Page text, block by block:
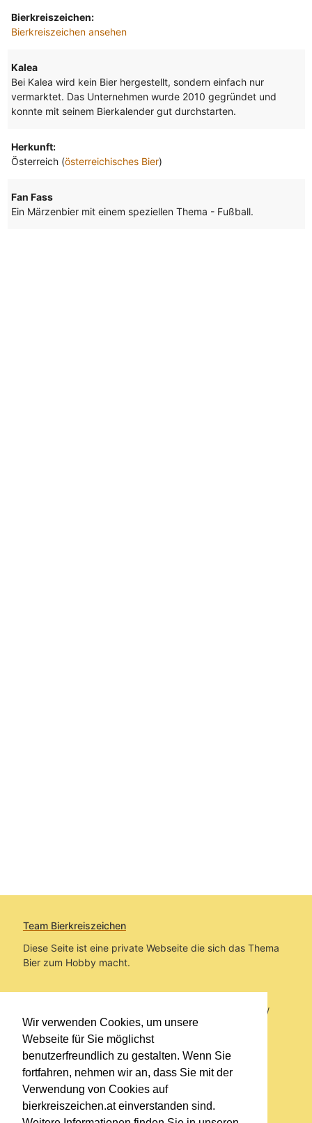
Wir verwenden Cookies, um unsere
Webseite für Sie möglichst
benutzerfreundlich zu gestalten. Wenn Sie
fortfahren, nehmen wir an, dass Sie mit der
Verwendung von Cookies auf
bierkreiszeichen.at einverstanden sind.
Bierkreiszeichen:
Bierkreiszeichen ansehen
Kalea
Bei Kalea wird kein Bier hergestellt, sondern einfach nur
vermarktet. Das Unternehmen wurde 2010 gegründet und
konnte mit seinem Bierkalender gut durchstarten.
Herkunft:
Österreich (österreichisches Bier)
Fan Fass
Ein Märzenbier mit einem speziellen Thema - Fußball.
Team Bierkreiszeichen
Diese Seite ist eine private Webseite die sich das Thema
Bier zum Hobby macht.
Sie befinden sich auf https://www.bierkreiszeichen.at/
im Pfad:Bierkreiszeichen/Gesammelte Biere
Erstellt: 2026-08-09
Links